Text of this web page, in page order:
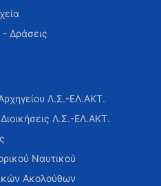
- Δράσεις
Λ.Σ.-ΕΛ.ΑΚΤ.
Λ.Σ.-ΕΛ.ΑΚΤ.
Ναυτικού
Ακολούθων